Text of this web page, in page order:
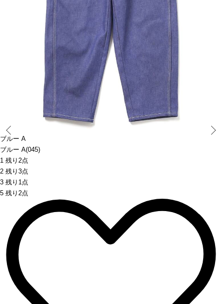
ブルー A
ブルー A(045)
1 残り2点
2 残り3点
3 残り1点
5 残り2点